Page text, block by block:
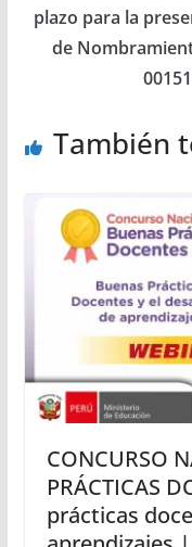
plazo para la
de
También
CONCURSO
PRÁCTICAS
prácticas